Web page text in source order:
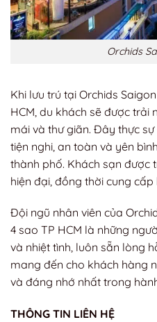
Orchids
Khi lưu trú tại Orchids
HCM, du khách sẽ được
mái và thư giãn. Đây thực
tiện nghi, an toàn và yên
thành phố. Khách sạn được
hiện đại, đồng thời cung
Đội ngũ nhân viên của
4 sao TP HCM là những
và nhiệt tình, luôn sẵn lòng
mang đến cho khách hàng
và đáng nhớ nhất trong
THÔNG TIN LIÊN HỆ